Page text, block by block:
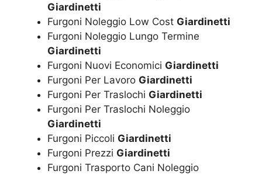
Giardinetti
Furgoni Noleggio Low Cost Giardinetti
Furgoni Noleggio Lungo Termine
Giardinetti
Furgoni Nuovi Economici Giardinetti
Furgoni Per Lavoro Giardinetti
Furgoni Per Traslochi Giardinetti
Furgoni Per Traslochi Noleggio
Giardinetti
Furgoni Piccoli Giardinetti
Furgoni Prezzi Giardinetti
Furgoni Trasporto Cani Noleggio